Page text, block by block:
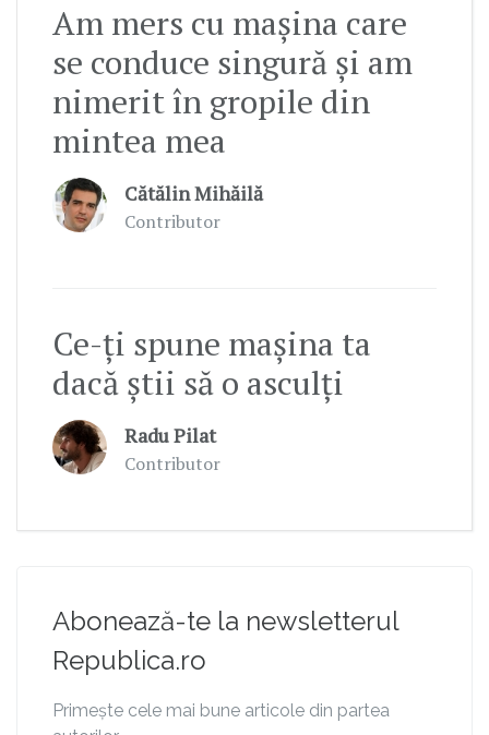
Am mers cu mașina care
se conduce singură și am
nimerit în gropile din
mintea mea
Cătălin Mihăilă
Contributor
Ce-ți spune mașina ta
dacă știi să o asculți
Radu Pilat
Contributor
Abonează-te la newsletterul
Republica.ro
Primește cele mai bune articole din partea